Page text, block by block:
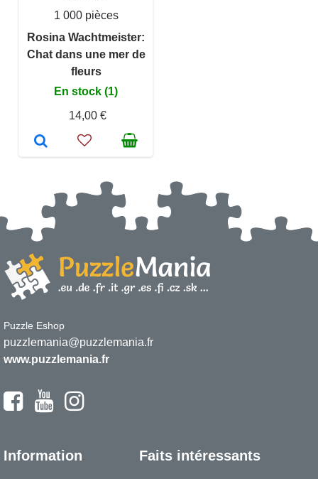
1 000 pièces
Rosina Wachtmeister:
Chat dans une mer de
fleurs
En stock (1)
14,00 €
Puzzle Eshop
puzzlemania@puzzlemania.fr
www.puzzlemania.fr
Information Faits intéressants